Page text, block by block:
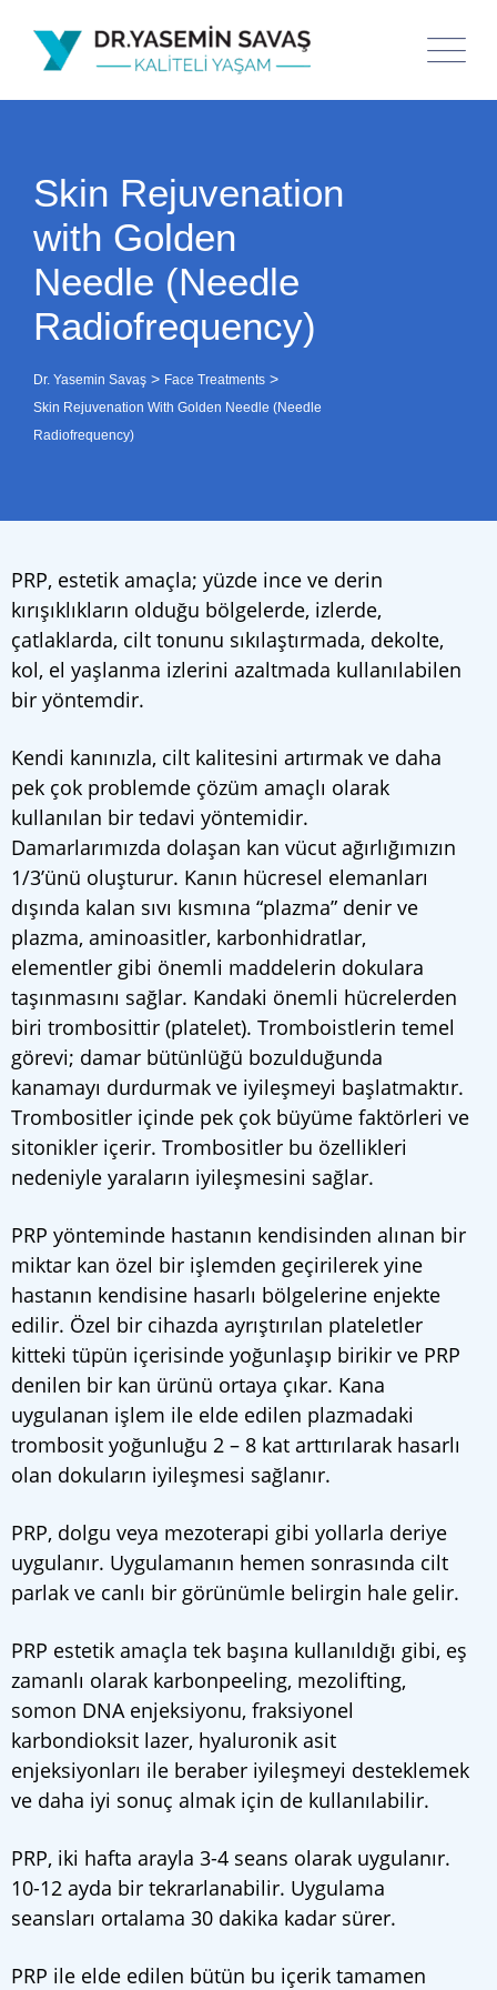
Skin Rejuvenation
with Golden
Needle (Needle
Radiofrequency)
Dr. Yasemin Savaş > Face Treatments >
Skin Rejuvenation With Golden Needle (Needle
Radiofrequency)
PRP, estetik amaçla; yüzde ince ve derin
kırışıklıkların olduğu bölgelerde, izlerde,
çatlaklarda, cilt tonunu sıkılaştırmada, dekolte,
kol, el yaşlanma izlerini azaltmada kullanılabilen
bir yöntemdir.
Kendi kanınızla, cilt kalitesini artırmak ve daha
pek çok problemde çözüm amaçlı olarak
kullanılan bir tedavi yöntemidir.
Damarlarımızda dolaşan kan vücut ağırlığımızın
1/3’ünü oluşturur. Kanın hücresel elemanları
dışında kalan sıvı kısmına “plazma” denir ve
plazma, aminoasitler, karbonhidratlar,
elementler gibi önemli maddelerin dokulara
taşınmasını sağlar. Kandaki önemli hücrelerden
biri trombosittir (platelet). Tromboistlerin temel
görevi; damar bütünlüğü bozulduğunda
kanamayı durdurmak ve iyileşmeyi başlatmaktır.
Trombositler içinde pek çok büyüme faktörleri ve
sitonikler içerir. Trombositler bu özellikleri
nedeniyle yaraların iyileşmesini sağlar.
PRP yönteminde hastanın kendisinden alınan bir
miktar kan özel bir işlemden geçirilerek yine
hastanın kendisine hasarlı bölgelerine enjekte
edilir. Özel bir cihazda ayrıştırılan plateletler
kitteki tüpün içerisinde yoğunlaşıp birikir ve PRP
denilen bir kan ürünü ortaya çıkar. Kana
uygulanan işlem ile elde edilen plazmadaki
trombosit yoğunluğu 2 – 8 kat arttırılarak hasarlı
olan dokuların iyileşmesi sağlanır.
PRP, dolgu veya mezoterapi gibi yollarla deriye
uygulanır. Uygulamanın hemen sonrasında cilt
parlak ve canlı bir görünümle belirgin hale gelir.
PRP estetik amaçla tek başına kullanıldığı gibi, eş
zamanlı olarak karbonpeeling, mezolifting,
somon DNA enjeksiyonu, fraksiyonel
karbondioksit lazer, hyaluronik asit
enjeksiyonları ile beraber iyileşmeyi desteklemek
ve daha iyi sonuç almak için de kullanılabilir.
PRP, iki hafta arayla 3-4 seans olarak uygulanır.
10-12 ayda bir tekrarlanabilir. Uygulama
seansları ortalama 30 dakika kadar sürer.
PRP ile elde edilen bütün bu içerik tamamen